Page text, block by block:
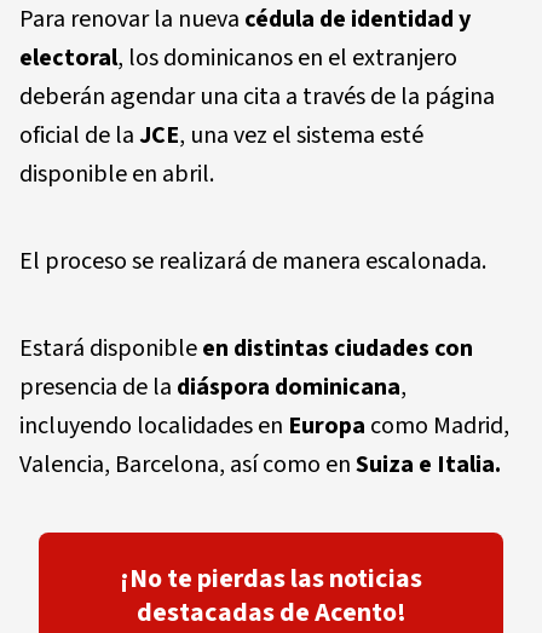
Para renovar la nueva cédula de identidad y
electoral, los dominicanos en el extranjero
deberán agendar una cita a través de la página
oficial de laJCE, una vez el sistema esté
disponible en abril.
El proceso se realizará de manera escalonada.
Estará disponibleen distintas ciudades con
presencia de la diáspora dominicana,
incluyendo localidades en Europa como Madrid,
Valencia, Barcelona, así como enSuiza e Italia.
¡No te pierdas las noticias
destacadas de Acento!